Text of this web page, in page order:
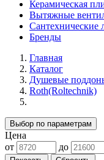
Керамическая
Вытяжные
Сантехнические
Бренды
Главная
Каталог
Душевые
Roth(Roltechnik)
Выбор по параметрам
Цена
от
до